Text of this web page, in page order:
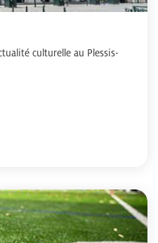
culturelle au Plessis-